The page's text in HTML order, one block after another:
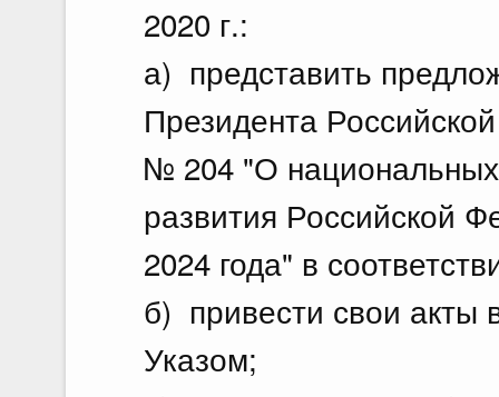
2020 г.:
а) представить
Президента
№ 204 "О национальных
развития Российской
2024 года" в
б) привести свои акты
Указом;